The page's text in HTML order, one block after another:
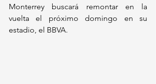
Monterrey buscará remontar en la
vuelta el próximo domingo en su
estadio, el BBVA.